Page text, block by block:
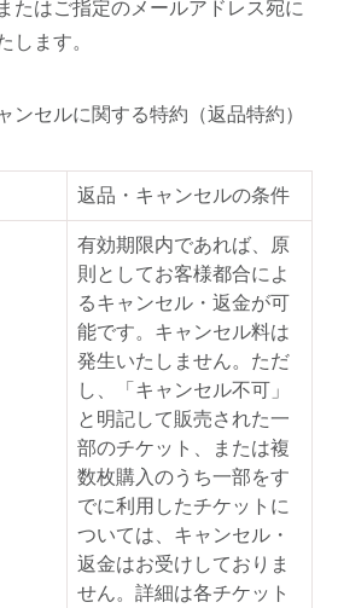
たはご指定のメールアドレス宛に
します。
ンセルに関する特約（返品特約）
返品・キャンセルの条件
有効期限内であれば、原
則としてお客様都合によ
るキャンセル・返金が可
能です。キャンセル料は
発生いたしません。ただ
し、「キャンセル不可」
と明記して販売された一
部のチケット、または複
数枚購入のうち一部をす
でに利用したチケットに
ついては、キャンセル・
返金はお受けしておりま
せん。詳細は各チケット